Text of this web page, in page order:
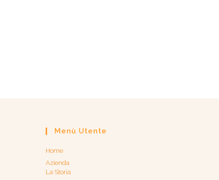
Menù Utente
Home
Azienda
La Storia